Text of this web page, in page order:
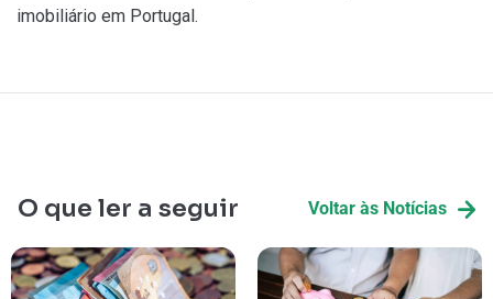
imobiliário em Portugal.
O que ler a seguir Voltar às Notícias